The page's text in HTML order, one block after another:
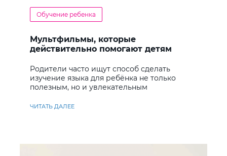
Обучение ребенка
Мультфильмы, которые
действительно помогают детям
Родители часто ищут способ сделать
изучение языка для ребёнка не только
полезным, но и увлекательным
ЧИТАТЬ ДАЛЕЕ